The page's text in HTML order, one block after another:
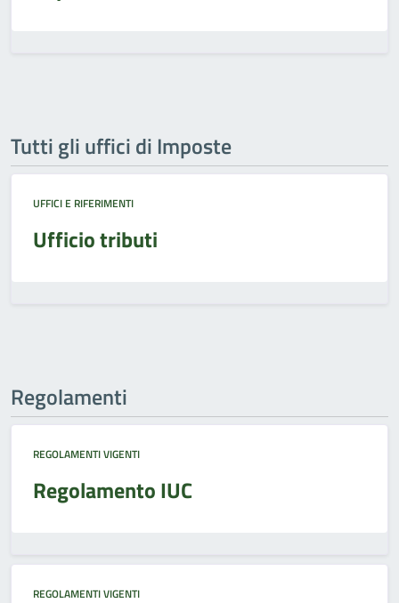
Tutti gli uffici di Imposte
UFFICI E RIFERIMENTI
Ufficio tributi
Regolamenti
REGOLAMENTI VIGENTI
Regolamento IUC
REGOLAMENTI VIGENTI